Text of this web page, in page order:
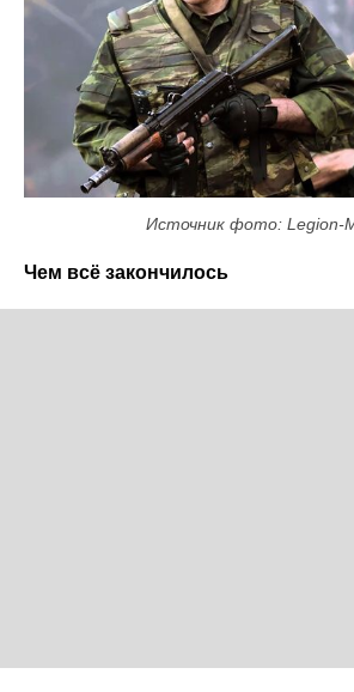
Источник фото: Legion-
Чем всё закончилось